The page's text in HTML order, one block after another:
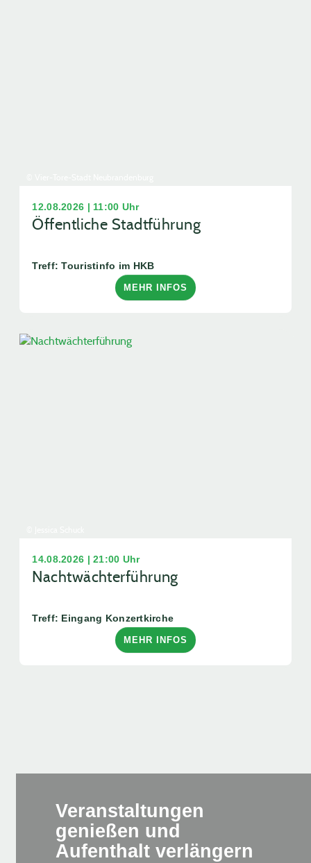
12.08.2026 | 11:00 Uhr
Öffentliche Stadtführung
Treff: Touristinfo im HKB
MEHR INFOS
14.08.2026 | 21:00 Uhr
Nachtwächterführung
Treff: Eingang Konzertkirche
MEHR INFOS
Veranstaltungen
genießen und
Aufenthalt verlängern